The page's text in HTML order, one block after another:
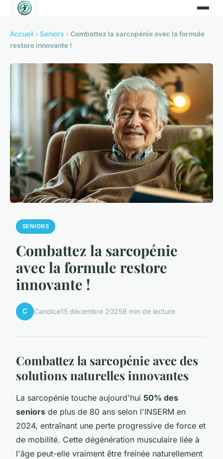
Accueil › Seniors › Combattez la sarcopénie avec la formule
restore innovante !
SENIORS
Combattez la sarcopénie
avec la formule restore
innovante !
C Candice15 décembre 20258 min de lecture
Combattez la sarcopénie avec des
solutions naturelles innovantes
La sarcopénie touche aujourd'hui 50% des
seniors de plus de 80 ans selon l'INSERM en
2024, entraînant une perte progressive de force et
de mobilité. Cette dégénération musculaire liée à
l'âge peut-elle vraiment être freinée naturellement